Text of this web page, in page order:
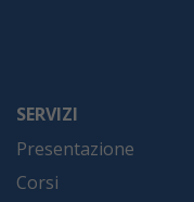
SERVIZI
Presentazione
Corsi